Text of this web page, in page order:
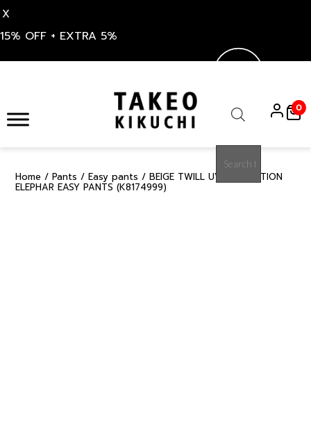
X
15% OFF + EXTRA 5%
content
search
0
Home / Pants / Easy pants / BEIGE TWILL UV PROTECTION
ELEPHAR EASY PANTS (K8174999)